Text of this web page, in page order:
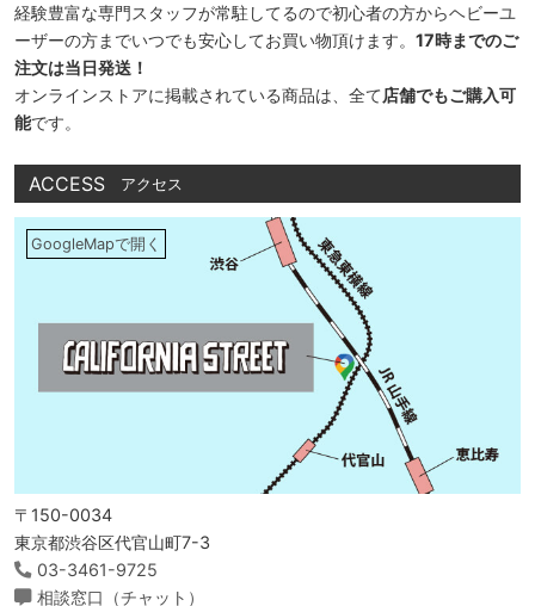
経験豊富な専門スタッフが常駐してるので初心者の方からヘビーユ
ーザーの方までいつでも安心してお買い物頂けます。 17時までのご
注文は当日発送！
オンラインストアに掲載されている商品は、全て店舗でもご購入可
能です。
ACCESS アクセス
GoogleMapで開く
〒150-0034
東京都渋谷区代官山町7-3
03-3461-9725
相談窓口（チャット）